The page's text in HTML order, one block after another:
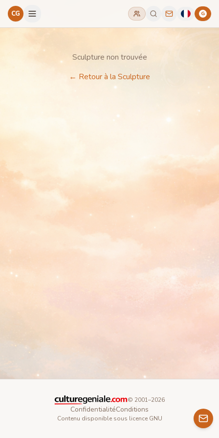
CG G
Sculpture non trouvée
← Retour à la Sculpture
© 2001–2026
ConfidentialitéConditions
Contenu disponible sous licence GNU